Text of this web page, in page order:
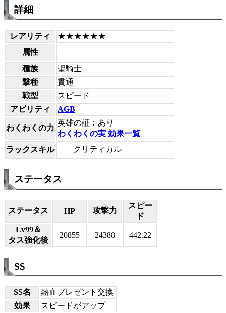
詳細
レアリティ
★★★★★★
属性
種族
聖騎士
撃種
貫通
戦型
スピード
アビリティ
AGB
わくわくの力
英雄の証：あり
わくわくの実 効果一覧
ラックスキル
クリティカル
ステータス
ステータス HP 攻撃力
スピー
ド
Lv99＆
タス強化後
20855 24388 442.22
SS
SS名
熱血プレゼント交換
効果
スピードがアップ